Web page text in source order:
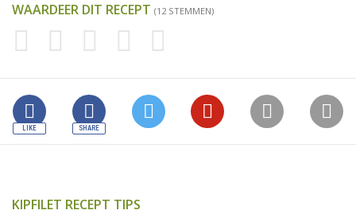
WAARDEER DIT RECEPT (12 STEMMEN)
KIPFILET RECEPT TIPS